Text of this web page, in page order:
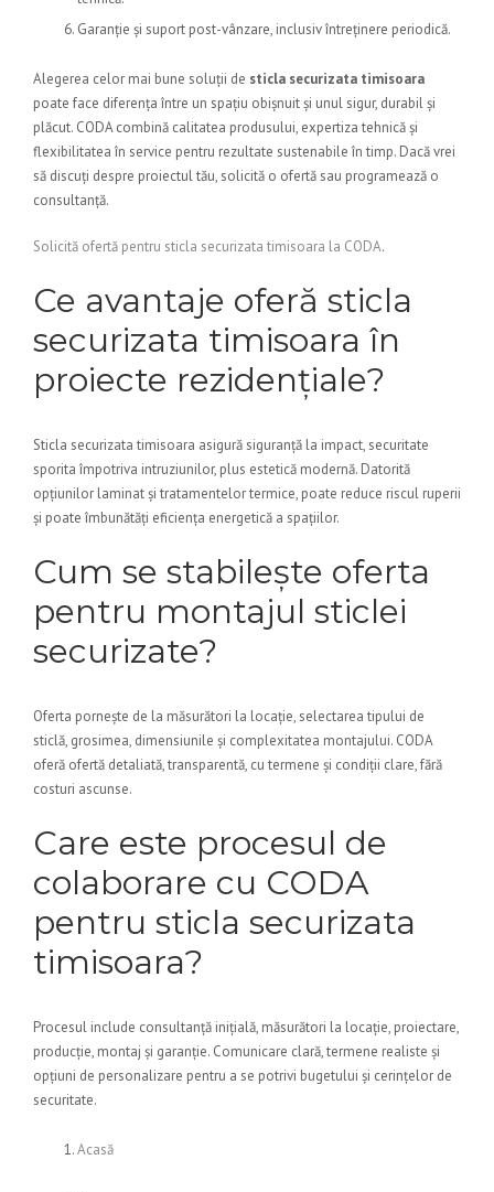
Garanție și suport post-vânzare, inclusiv întreținere periodică.
Alegerea celor mai bune soluții de sticla securizata timisoara
poate face diferența între un spațiu obișnuit și unul sigur, durabil și
plăcut. CODA combină calitatea produsului, expertiza tehnică și
flexibilitatea în service pentru rezultate sustenabile în timp. Dacă vrei
să discuți despre proiectul tău, solicită o ofertă sau programează o
consultanță.
Solicită ofertă pentru sticla securizata timisoara la CODA.
Ce avantaje oferă sticla
securizata timisoara în
proiecte rezidențiale?
Sticla securizata timisoara asigură siguranță la impact, securitate
sporita împotriva intruziunilor, plus estetică modernă. Datorită
opțiunilor laminat și tratamentelor termice, poate reduce riscul ruperii
și poate îmbunătăți eficiența energetică a spațiilor.
Cum se stabilește oferta
pentru montajul sticlei
securizate?
Oferta pornește de la măsurători la locație, selectarea tipului de
sticlă, grosimea, dimensiunile și complexitatea montajului. CODA
oferă ofertă detaliată, transparentă, cu termene și condiții clare, fără
costuri ascunse.
Care este procesul de
colaborare cu CODA
pentru sticla securizata
timisoara?
Procesul include consultanță inițială, măsurători la locație, proiectare,
producție, montaj și garanție. Comunicare clară, termene realiste și
opțiuni de personalizare pentru a se potrivi bugetului și cerințelor de
securitate.
Acasă